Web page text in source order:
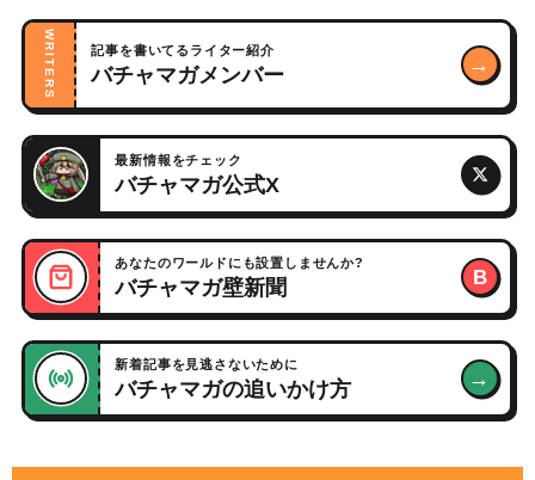
WRITERS 記事を書いてるライター紹介
バチャマガメンバー →
最新情報をチェック
バチャマガ公式X
あなたのワールドにも設置しませんか?
バチャマガ壁新聞 B
新着記事を見逃さないために
バチャマガの追いかけ方 →